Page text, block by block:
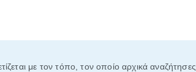
με τον τόπο, τον οποίο αρχικά αναζήτησες.